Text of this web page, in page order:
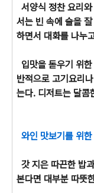
서양식 정찬 요리
서는 빈 속에 술을
하면서 대화를 나누
입맛을 돋우기 위
반적으로 고기요리
는다. 디저트는 달콤
와인 맛보기를 위
갓 지은 따끈한 밥
본다면 대부분 따뜻